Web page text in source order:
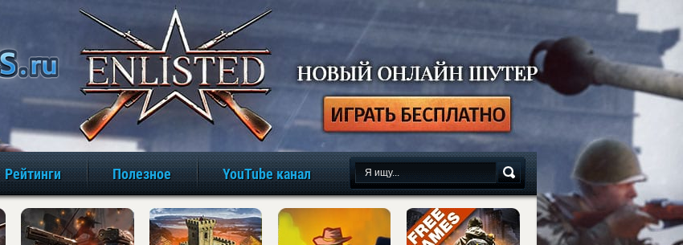
игры онлайн бесплатно
Рейтинги Полезное YouTube канал